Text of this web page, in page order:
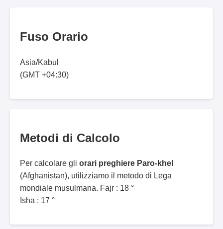
Fuso Orario
Asia/Kabul
(GMT +04:30)
Metodi di Calcolo
Per calcolare gli orari preghiere Paro-khel
(Afghanistan), utilizziamo il metodo di Lega
mondiale musulmana. Fajr : 18 °
Isha : 17 °